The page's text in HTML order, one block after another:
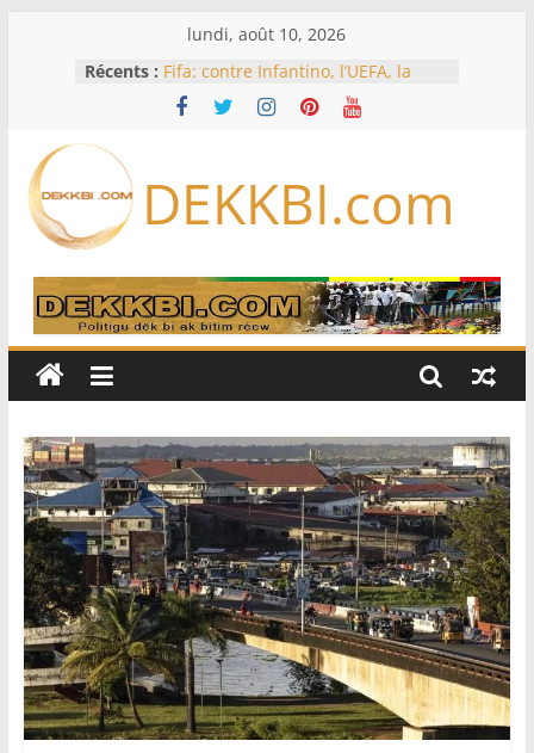
lundi, août 10, 2026
Récents : Fifa: contre Infantino, l’UEFA, la
Concacaf et l’AFC veulent rallier « la
famille du football »
« toutes » ses conditions
Test de dépistage de drogue pour
Licenciements massifs: le député
Mbaye DIONE interpelle le
gouvernement sur plus de 30 000
emplois
Le projet d’autonomie de la Corse
divise les indépendantistes
DEKKBI.com